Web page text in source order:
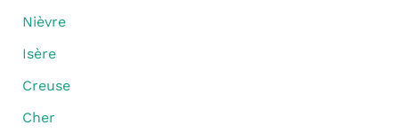
Nièvre
Isère
Creuse
Cher